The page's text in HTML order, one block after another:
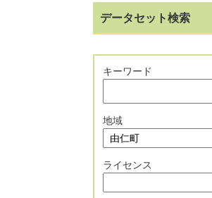
データセット検索
キーワード
地域
ライセンス